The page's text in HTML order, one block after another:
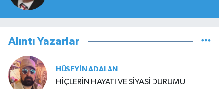
Alıntı Yazarlar
HÜSEYIN ADALAN
HİÇLERİN HAYATI VE SİYASİ DURUMU